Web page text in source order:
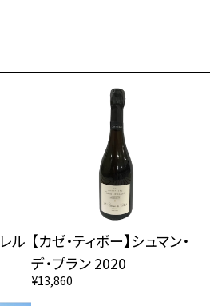
ル 【カゼ・ティボー】シュマン・
デ・プラン 2020
¥13,860